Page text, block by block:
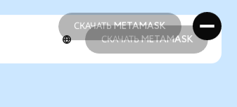
СКАЧАТЬ METAMASK
СКАЧАТЬ METAMASK
СКАЧАТЬ METAMASK